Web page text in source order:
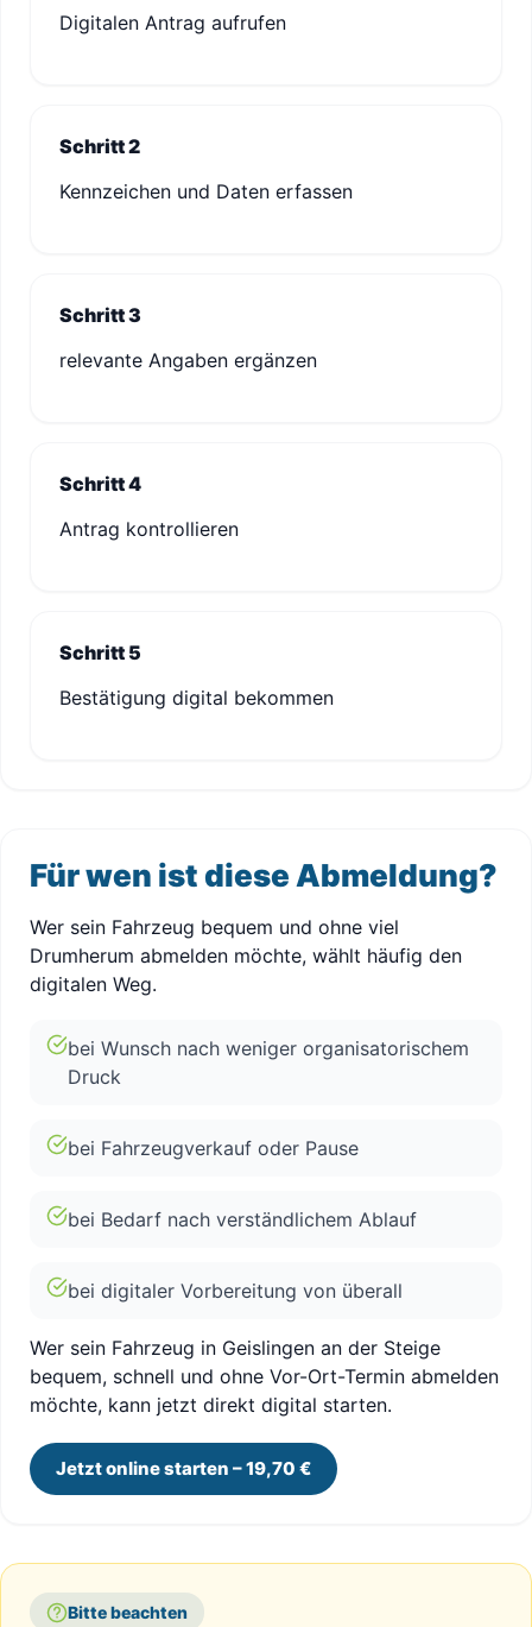
Digitalen Antrag aufrufen
Schritt 2
Kennzeichen und Daten erfassen
Schritt 3
relevante Angaben ergänzen
Schritt 4
Antrag kontrollieren
Schritt 5
Bestätigung digital bekommen
Für wen ist diese Abmeldung?
Wer sein Fahrzeug bequem und ohne viel
Drumherum abmelden möchte, wählt häufig den
digitalen Weg.
bei Wunsch nach weniger organisatorischem
Druck
bei Fahrzeugverkauf oder Pause
bei Bedarf nach verständlichem Ablauf
bei digitaler Vorbereitung von überall
Wer sein Fahrzeug in Geislingen an der Steige
bequem, schnell und ohne Vor-Ort-Termin abmelden
möchte, kann jetzt direkt digital starten.
Jetzt online starten – 19,70 €
Bitte beachten